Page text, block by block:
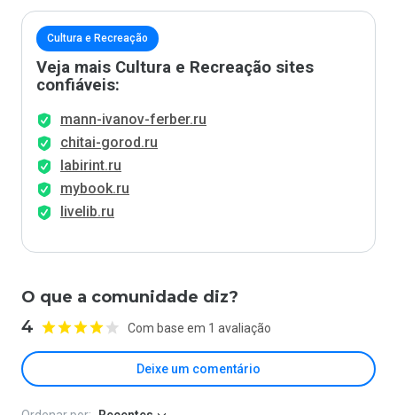
Cultura e Recreação
Veja mais Cultura e Recreação sites
confiáveis:
mann-ivanov-ferber.ru
chitai-gorod.ru
labirint.ru
mybook.ru
livelib.ru
O que a comunidade diz?
4 Com base em 1 avaliação
Deixe um comentário